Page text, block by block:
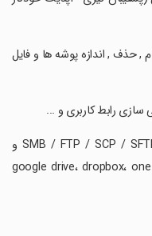
, حذف , اندازه پوشه ها و فایل
رابط کاربری و ...
‏- پشتییبانی از ویژگی های پیشرفته مانند SMB / FTP / SCP / SFTP و
پشتیبانی از فضای ذخیره سازی ابری مانند google drive، dropbox، one